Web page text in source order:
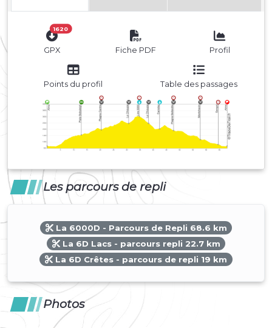
1620
GPX Fiche PDF Profil
Points du profil Table des passages
Les parcours de repli
La 6000D - Parcours de Repli 68.6 km
La 6D Lacs - parcours repli 22.7 km
La 6D Crêtes - parcours de repli 19 km
Photos